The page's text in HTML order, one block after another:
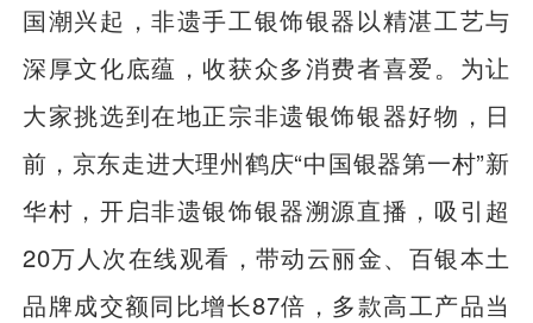
国潮兴起，非遗手工银饰银器以精湛工艺与
深厚文化底蕴，收获众多消费者喜爱。为让
大家挑选到在地正宗非遗银饰银器好物，日
前，京东走进大理州鹤庆“中国银器第一村”新
华村，开启非遗银饰银器溯源直播，吸引超
20万人次在线观看，带动云丽金、百银本土
品牌成交额同比增长87倍，多款高工产品当